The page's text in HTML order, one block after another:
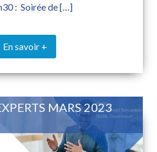
: Soirée de […]
En savoir +
MARS 2023